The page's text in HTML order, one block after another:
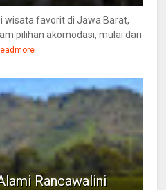
wisata favorit di Jawa Barat,
pilihan akomodasi, mulai dari
Rancawalini